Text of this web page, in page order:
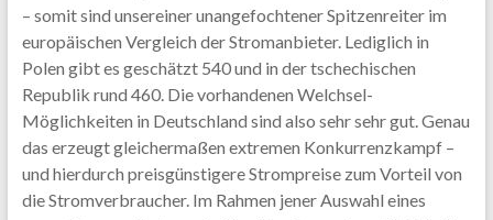
– somit sind unsereiner unangefochtener Spitzenreiter im
europäischen Vergleich der Stromanbieter. Lediglich in
Polen gibt es geschätzt 540 und in der tschechischen
Republik rund 460. Die vorhandenen Welchsel-
Möglichkeiten in Deutschland sind also sehr sehr gut. Genau
das erzeugt gleichermaßen extremen Konkurrenzkampf –
und hierdurch preisgünstigere Strompreise zum Vorteil von
die Stromverbraucher. Im Rahmen jener Auswahl eines